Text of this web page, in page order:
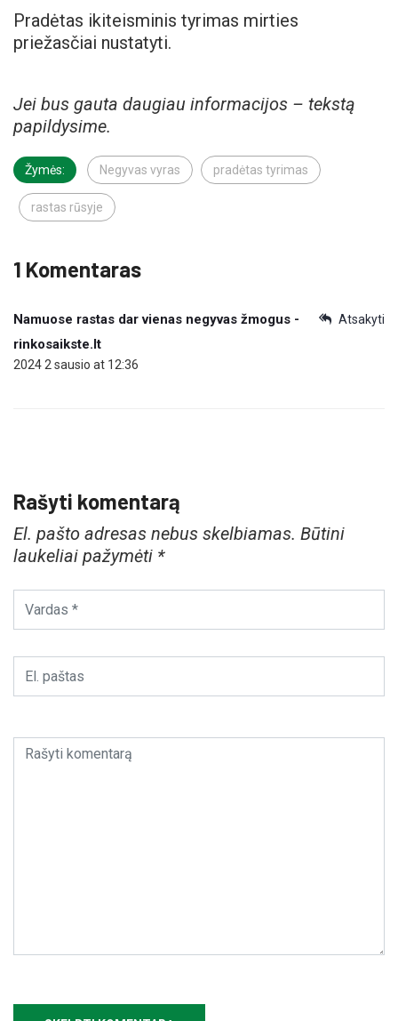
Pradėtas ikiteisminis tyrimas mirties
priežasčiai nustatyti.
Jei bus gauta daugiau informacijos – tekstą
papildysime.
Žymės: Negyvas vyras pradėtas tyrimas
rastas rūsyje
1 Komentaras
Atsakyti
Namuose rastas dar vienas negyvas žmogus -
rinkosaikste.lt
2024 2 sausio at 12:36
Rašyti komentarą
El. pašto adresas nebus skelbiamas. Būtini
laukeliai pažymėti *